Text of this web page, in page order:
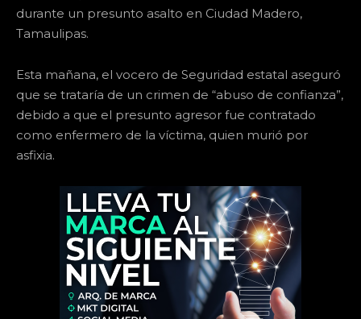
durante un presunto asalto en Ciudad Madero,
Tamaulipas.
Esta mañana, el vocero de Seguridad estatal aseguró
que se trataría de un crimen de “abuso de confianza”,
debido a que el presunto agresor fue contratado
como enfermero de la víctima, quien murió por
asfixia.